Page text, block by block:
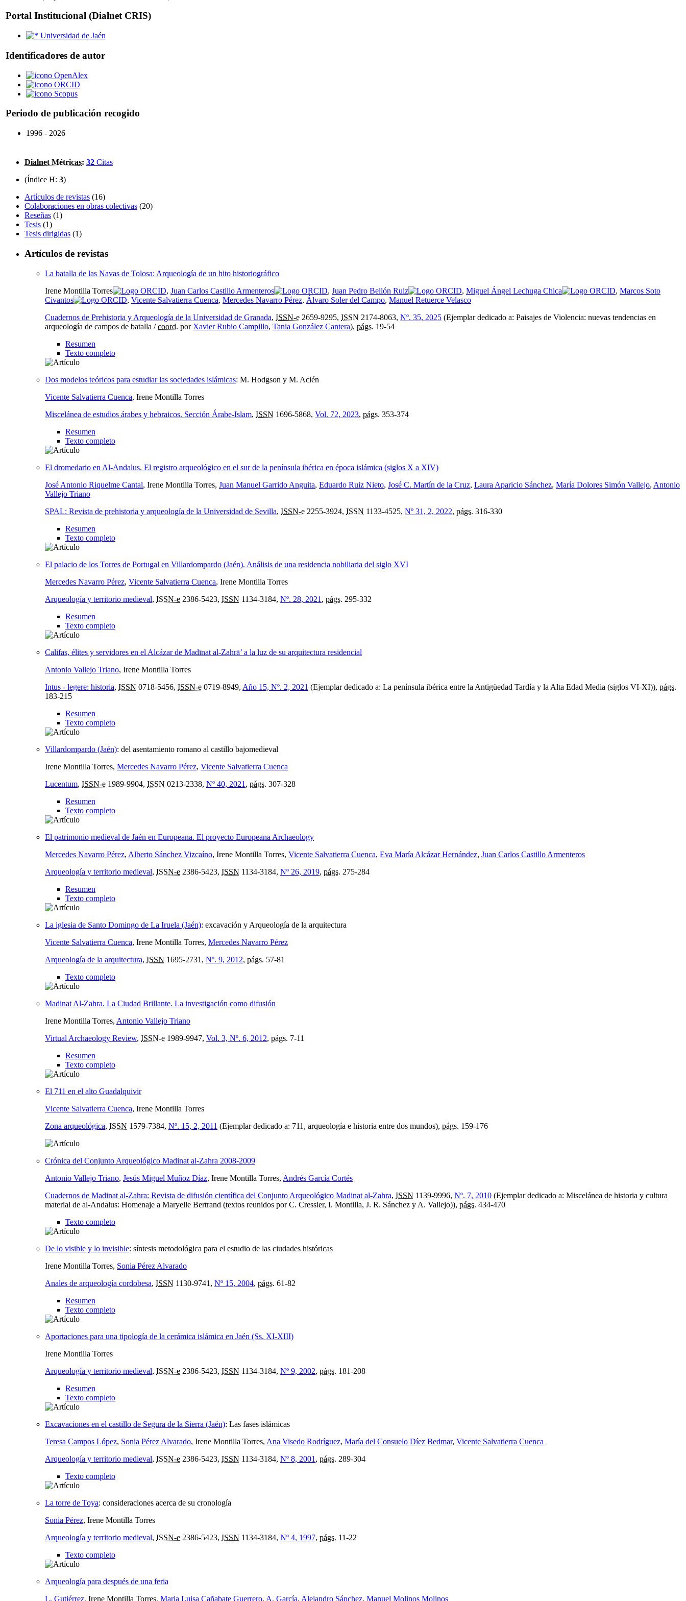
Portal Institucional (Dialnet CRIS)
Universidad de Jaén
Identificadores de autor
OpenAlex
ORCID
Scopus
Periodo de publicación recogido
1996 - 2026
Dialnet Métricas: 32 Citas
(Índice H: 3)
Artículos de revistas (16)
Colaboraciones en obras colectivas (20)
Reseñas (1)
Tesis (1)
Tesis dirigidas (1)
Artículos de revistas
La batalla de las Navas de Tolosa: Arqueología de un hito historiográfico
Irene Montilla Torres
, Juan Carlos Castillo Armenteros , Juan Pedro Bellón Ruiz , Miguel Ángel Lechuga Chica , Marcos Soto
Civantos
, Vicente Salvatierra Cuenca, Mercedes Navarro Pérez, Álvaro Soler del Campo, Manuel Retuerce Velasco
Cuadernos de Prehistoria y Arqueología de la Universidad de Granada, ISSN-e 2659-9295, ISSN 2174-8063, Nº. 35, 2025 (Ejemplar dedicado a: Paisajes de Violencia: nuevas tendencias en
arqueología de campos de batalla /coord. por Xavier Rubio Campillo, Tania González Cantera), págs. 19-54
Resumen
Texto completo
Dos modelos teóricos para estudiar las sociedades islámicas: M. Hodgson y M. Acién
Vicente Salvatierra Cuenca, Irene Montilla Torres
Miscelánea de estudios árabes y hebraicos. Sección Árabe-Islam, ISSN 1696-5868, Vol. 72, 2023, págs. 353-374
Resumen
Texto completo
El dromedario en Al-Andalus. El registro arqueológico en el sur de la península ibérica en época islámica (siglos X a XIV)
José Antonio Riquelme Cantal, Irene Montilla Torres, Juan Manuel Garrido Anguita, Eduardo Ruiz Nieto, José C. Martín de la Cruz, Laura Aparicio Sánchez, María Dolores Simón Vallejo, Antonio
Vallejo Triano
SPAL: Revista de prehistoria y arqueología de la Universidad de Sevilla, ISSN-e 2255-3924, ISSN 1133-4525, Nº 31, 2, 2022, págs. 316-330
Resumen
Texto completo
El palacio de los Torres de Portugal en Villardompardo (Jaén). Análisis de una residencia nobiliaria del siglo XVI
Mercedes Navarro Pérez, Vicente Salvatierra Cuenca, Irene Montilla Torres
Arqueología y territorio medieval, ISSN-e 2386-5423, ISSN 1134-3184, Nº. 28, 2021 , págs. 295-332
Resumen
Texto completo
Califas, élites y servidores en el Alcázar de Madīnat al-Zahrā’ a la luz de su arquitectura residencial
Antonio Vallejo Triano, Irene Montilla Torres
Intus - legere: historia, ISSN 0718-5456, ISSN-e 0719-8949, Año 15, Nº. 2, 2021 (Ejemplar dedicado a: La península ibérica entre la Antigüedad Tardía y la Alta Edad Media (siglos VI-XI)), págs.
183-215
Resumen
Texto completo
Villardompardo (Jaén): del asentamiento romano al castillo bajomedieval
Irene Montilla Torres, Mercedes Navarro Pérez, Vicente Salvatierra Cuenca
Lucentum, ISSN-e 1989-9904, ISSN 0213-2338, Nº 40, 2021 , págs. 307-328
Resumen
Texto completo
El patrimonio medieval de Jaén en Europeana. El proyecto Europeana Archaeology
Mercedes Navarro Pérez, Alberto Sánchez Vizcaíno, Irene Montilla Torres, Vicente Salvatierra Cuenca, Eva María Alcázar Hernández, Juan Carlos Castillo Armenteros
Arqueología y territorio medieval, ISSN-e 2386-5423, ISSN 1134-3184, Nº 26, 2019, págs. 275-284
Resumen
Texto completo
La iglesia de Santo Domingo de La Iruela (Jaén): excavación y Arqueología de la arquitectura
Vicente Salvatierra Cuenca, Irene Montilla Torres, Mercedes Navarro Pérez
Arqueología de la arquitectura, ISSN 1695-2731, Nº. 9, 2012, págs. 57-81
Texto completo
Madinat Al-Zahra. La Ciudad Brillante. La investigación como difusión
Irene Montilla Torres, Antonio Vallejo Triano
Virtual Archaeology Review, ISSN-e 1989-9947, Vol. 3, Nº. 6, 2012, págs. 7-11
Resumen
Texto completo
El 711 en el alto Guadalquivir
Vicente Salvatierra Cuenca, Irene Montilla Torres
Zona arqueológica, ISSN 1579-7384, Nº. 15, 2, 2011 (Ejemplar dedicado a: 711, arqueología e historia entre dos mundos), págs. 159-176
Crónica del Conjunto Arqueológico Madinat al-Zahra 2008-2009
Antonio Vallejo Triano, Jesús Miguel Muñoz Díaz, Irene Montilla Torres, Andrés García Cortés
Cuadernos de Madinat al-Zahra: Revista de difusión científica del Conjunto Arqueológico Madinat al-Zahra, ISSN 1139-9996, Nº. 7, 2010 (Ejemplar dedicado a: Miscelánea de historia y cultura
material de al-Andalus: Homenaje a Maryelle Bertrand (textos reunidos por C. Cressier, I. Montilla, J. R. Sánchez y A. Vallejo)), págs. 434-470
Texto completo
De lo visible y lo invisible: síntesis metodológica para el estudio de las ciudades históricas
Irene Montilla Torres, Sonia Pérez Alvarado
Anales de arqueología cordobesa, ISSN 1130-9741, Nº 15, 2004, págs. 61-82
Resumen
Texto completo
Aportaciones para una tipología de la cerámica islámica en Jaén (Ss. XI-XIII)
Irene Montilla Torres
Arqueología y territorio medieval, ISSN-e 2386-5423, ISSN 1134-3184, Nº 9, 2002, págs. 181-208
Resumen
Texto completo
Excavaciones en el castillo de Segura de la Sierra (Jaén): Las fases islámicas
Teresa Campos López, Sonia Pérez Alvarado, Irene Montilla Torres, Ana Visedo Rodríguez, María del Consuelo Díez Bedmar, Vicente Salvatierra Cuenca
Arqueología y territorio medieval, ISSN-e 2386-5423, ISSN 1134-3184, Nº 8, 2001 , págs. 289-304
Texto completo
La torre de Toya: consideraciones acerca de su cronología
Sonia Pérez, Irene Montilla Torres
Arqueología y territorio medieval, ISSN-e 2386-5423, ISSN 1134-3184, Nº 4, 1997, págs. 11-22
Texto completo
Arqueología para después de una feria
L. Gutiérrez, Irene Montilla Torres, Maria Luisa Cañabate Guerrero, A. García, Alejandro Sánchez, Manuel Molinos Molinos